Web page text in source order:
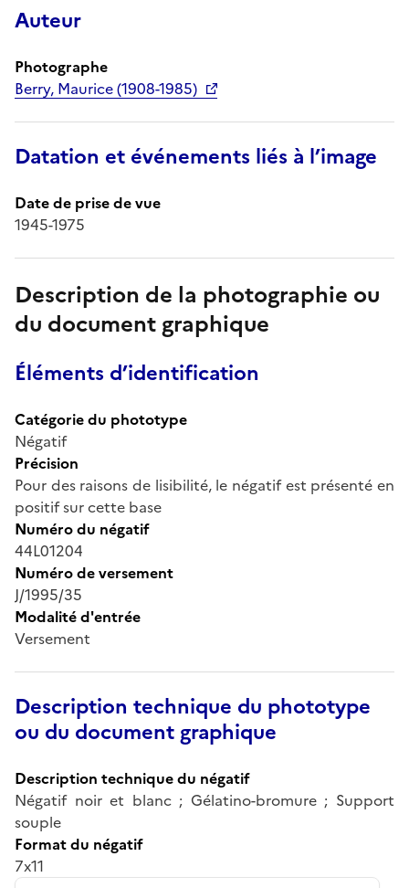
Auteur
Photographe
Berry, Maurice (1908-1985)
Datation et événements liés à l’image
Date de prise de vue
1945-1975
Description de la photographie ou
du document graphique
Éléments d’identification
Catégorie du phototype
Négatif
Précision
Pour des raisons de lisibilité, le négatif est présenté en
positif sur cette base
Numéro du négatif
44L01204
Numéro de versement
J/1995/35
Modalité d'entrée
Versement
Description technique du phototype
ou du document graphique
Description technique du négatif
Négatif noir et blanc ; Gélatino-bromure ; Support
souple
Format du négatif
7x11